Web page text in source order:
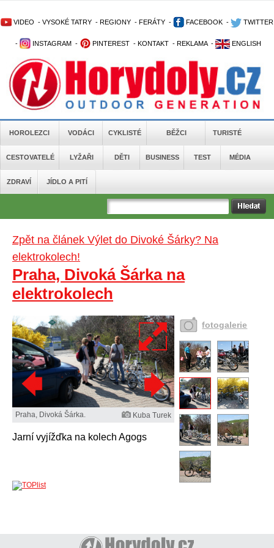
VIDEO - VYSOKÉ TATRY - REGIONY - FERÁTY - FACEBOOK - TWITTER
- INSTAGRAM - PINTEREST - KONTAKT - REKLAMA - ENGLISH
HOROLEZCI VODÁCI CYKLISTÉ BĚŽCI TURISTÉ
CESTOVATELÉ LYŽAŘI DĚTI BUSINESS TEST MÉDIA
ZDRAVÍ JÍDLO A PITÍ
Zpět na článek Výlet do Divoké Šárky? Na
elektrokolech!
Praha, Divoká Šárka na
elektrokolech
Praha, Divoká Šárka. Kuba Turek
Jarní vyjížďka na kolech Agogs
fotogalerie